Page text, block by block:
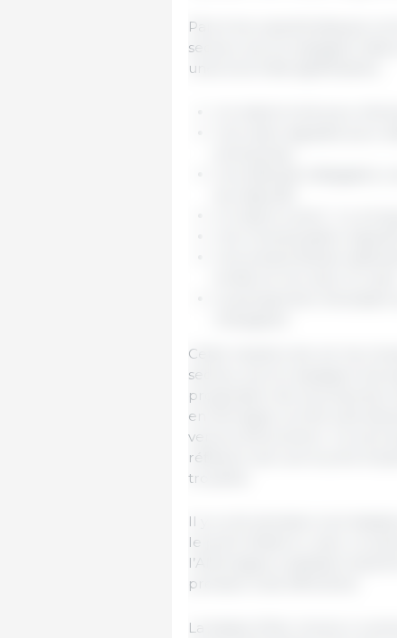
Parmi les caractéristiques
secteur porcin espagnol
unes tout à fait significatives :
Une extraordinaire
Cette manière de voir les
secteur porcin espagnol est
progression de la production
en témoigne, et elle s’est
venons d’énumérer. Ce sont
réflexion soit une touche
troublés.
Il y a une semaine, tout
le point d’atterrir, avec un
l’Allemagne a abaissé
prévision s’est effondrée.
La baisse d’hier (moins 4